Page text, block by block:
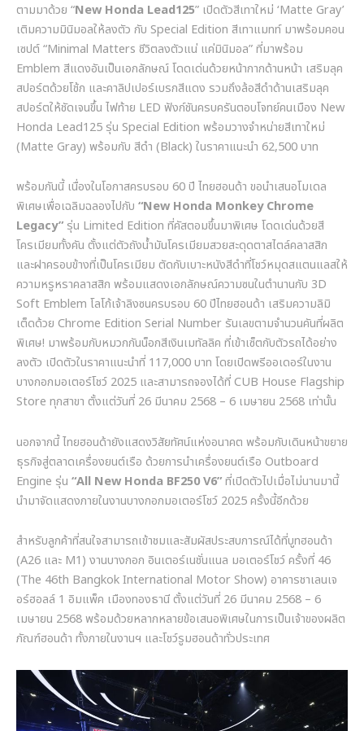
ตามมาด้วย “New Honda Lead125” เปิดตัวสีเทาใหม่ ‘Matte Gray’
เติมความมินิมอลให้ลงตัว กับ Special Edition สีเทาแมทท์ มาพร้อมคอน
เซปต์“Minimal Matters ชีวิตลงตัวแน่ แค่มินิมอล”ที่มาพร้อม
Emblem สีแดงอันเป็นเอกลักษณ์ โดดเด่นด้วยหน้ากากด้านหน้า เสริมลุค
สปอร์ตด้วยโช้ก และคาลิปเปอร์เบรกสีแดง รวมถึงล้อสีดำด้านเสริมลุค
สปอร์ตให้ชัดเจนขึ้น ไฟท้าย LED ฟังก์ชันครบครันตอบโจทย์คนเมือง New
Honda Lead125 รุ่น Special Edition พร้อมวางจำหน่ายสีเทาใหม่
(Matte Gray) พร้อมกับ สีดำ (Black) ในราคาแนะนำ 62,500บาท
พร้อมกันนี้ เนื่องในโอกาสครบรอบ 60ปี ไทยฮอนด้า ขอนำเสนอโมเดล
พิเศษเพื่อเฉลิมฉลองไปกับ “New Honda Monkey Chrome
Legacy” รุ่น Limited Edition ที่คัสตอมขึ้นมาพิเศษ โดดเด่นด้วยสี
โครเมียมทั้งคัน ตั้งแต่ตัวถังน้ำมันโครเมียมสวยสะดุดตาสไตล์คลาสสิก
และฝาครอบข้างที่เป็นโครเมียม ตัดกับเบาะหนังสีดำที่โชว์หมุดสแตนแลสให้
ความหรูหราคลาสสิก พร้อมแสดงเอกลักษณ์ความซนในตำนานกับ 3D
Soft Emblem โลโก้เจ้าลิงซนครบรอบ 60ปีไทยฮอนด้า เสริมความลิมิ
เต็ดด้วย Chrome Edition Serial Number รันเลขตามจำนวนคันที่ผลิต
พิเศษ! มาพร้อมกับหมวกกันน็อกสีเงินเมทัลลิค ที่เข้าเซ็ตกับตัวรถได้อย่าง
ลงตัว เปิดตัวในราคาแนะนำที่ 117,000บาท โดยเปิดพรีออเดอร์ในงาน
บางกอกมอเตอร์โชว์ 2025 และสามารถจองได้ที่ CUB House Flagship
Store ทุกสาขา ตั้งแต่วันที่ 26 มีนาคม 2568 – 6 เมษายน 2568 เท่านั้น
นอกจากนี้ ไทยฮอนด้ายังแสดงวิสัยทัศน์แห่งอนาคต พร้อมกับเดินหน้าขยาย
ธุรกิจสู่ตลาดเครื่องยนต์เรือ ด้วยการนำเครื่องยนต์เรือ Outboard
Engine รุ่น “All New Honda BF250 V6”ที่เปิดตัวไปเมื่อไม่นานมานี้
นำมาจัดแสดงภายในงานบางกอกมอเตอร์โชว์ 2025ครั้งนี้อีกด้วย
สำหรับลูกค้าที่สนใจสามารถเข้าชมและสัมผัสประสบการณ์ได้ที่บูทฮอนด้า
(A26 และ M1) งานบางกอก อินเตอร์เนชั่นแนล มอเตอร์โชว์ ครั้งที่ 46
(The 46th Bangkok International Motor Show) อาคารชาเลนเจ
อร์ฮอลล์ 1 อิมแพ็ค เมืองทองธานี ตั้งแต่วันที่ 26 มีนาคม 2568 – 6
เมษายน 2568พร้อมด้วยหลากหลายข้อเสนอพิเศษในการเป็นเจ้าของผลิต
ภัณฑ์ฮอนด้า ทั้งภายในงานฯ และโชว์รูมฮอนด้าทั่วประเทศ